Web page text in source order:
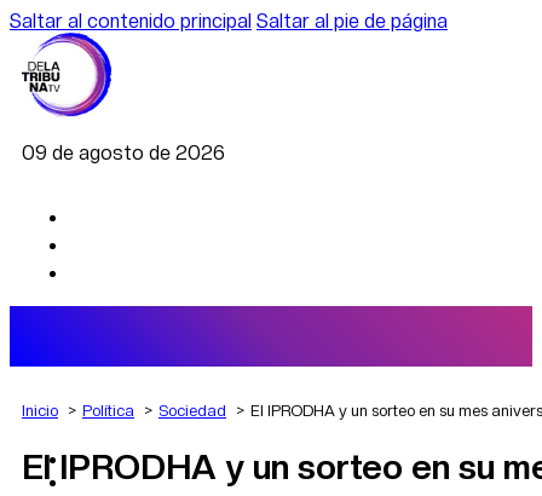
Saltar al contenido principal Saltar al pie de página
09 de agosto de 2026
AGRO
DEPORTES
Inicio Política Sociedad El IPRODHA y un sorteo en su mes
El IPRODHA y un sorteo en su